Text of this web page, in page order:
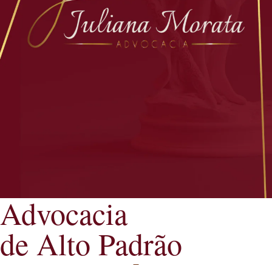
Advocacia
de Alto Padrão